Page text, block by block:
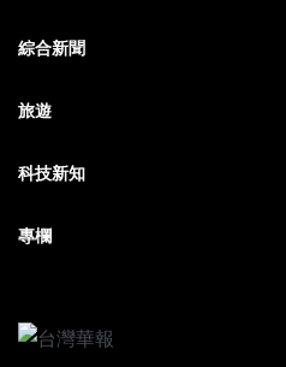
綜合新聞
旅遊
科技新知
專欄